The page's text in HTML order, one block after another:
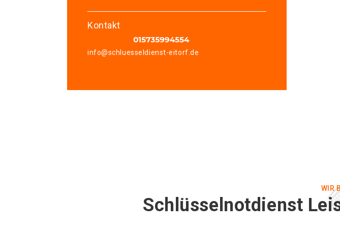
Kontakt
info@schluesseldienst-eitorf.de
WIR
Schlüsselnotdienst